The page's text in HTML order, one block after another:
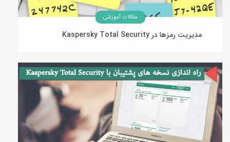
مقالات آموزشی
مدیریت رمزها در Kaspersky Total Security
07 دی 1394